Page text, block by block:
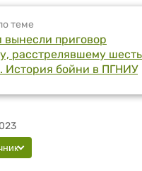
теме
приговор
расстрелявшему шесть
История бойни в ПГНИУ